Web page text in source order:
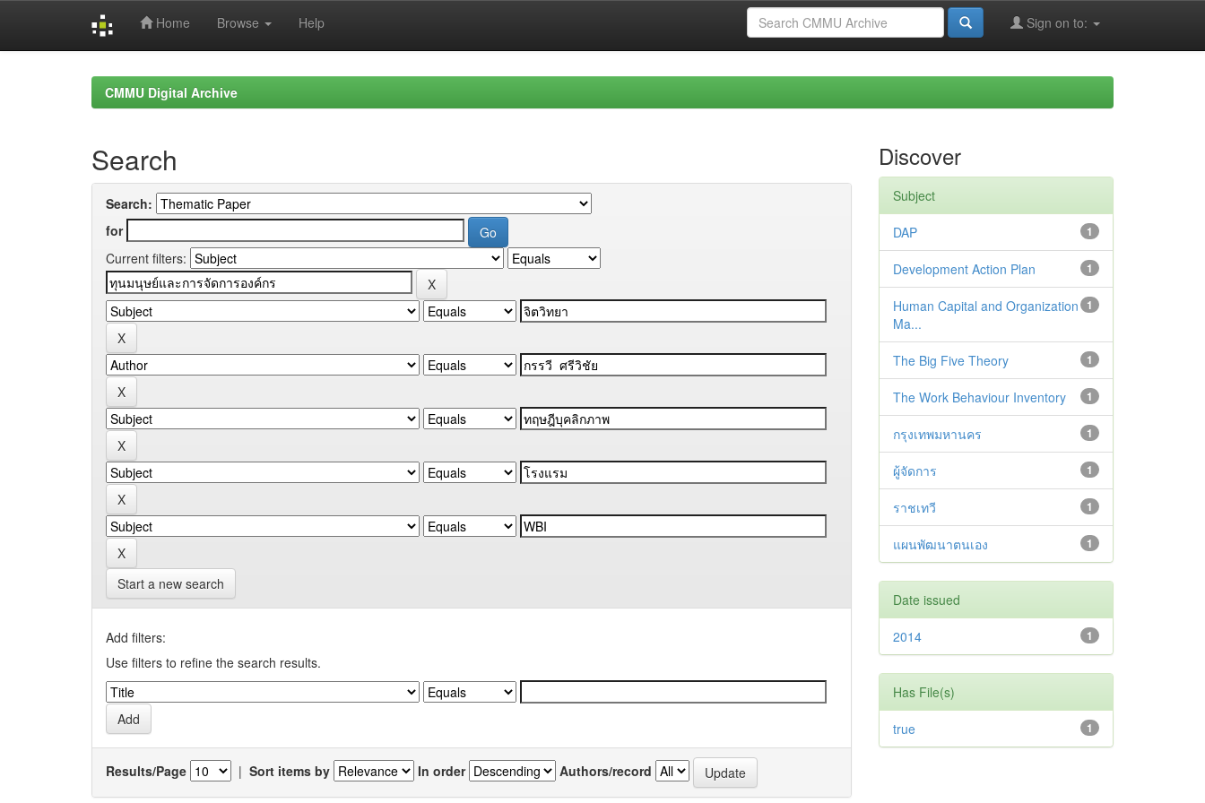
Home Browse Help Sign on to:
CMMU Digital Archive
Search
Search:
for
Current filters:
Start a new search
Add filters:
Use filters to refine the search results.
Results/Page | Sort items by In order Authors/record
Discover
Subject
1
DAP
1
Development Action Plan
1
Human Capital and Organization
Ma...
1
The Big Five Theory
1
The Work Behaviour Inventory
1
กรุงเทพมหานคร
1
ผู้จัดการ
1
ราชเทวี
1
แผนพัฒนาตนเอง
Date issued
1
2014
Has File(s)
1
true